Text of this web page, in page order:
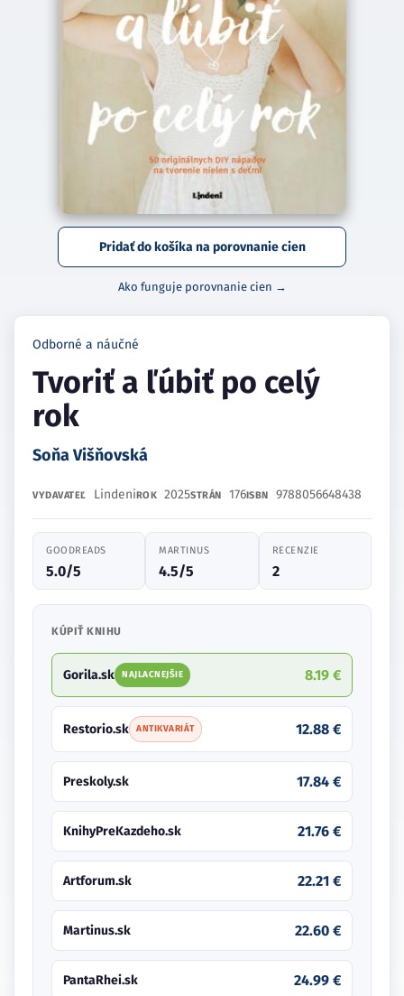
Pridať do košíka na porovnanie cien
Ako funguje porovnanie cien →
Odborné a náučné
Tvoriť a ľúbiť po celý
rok
Soňa Višňovská
VYDAVATEĽ LindeniROK 2025STRÁN 176ISBN 9788056648438
GOODREADS
5.0/5
MARTINUS
4.5/5
RECENZIE
2
KÚPIŤ KNIHU
Gorila.sk NAJLACNEJŠIE 8.19 €
Restorio.sk ANTIKVARIÁT 12.88 €
Preskoly.sk 17.84 €
KnihyPreKazdeho.sk 21.76 €
Artforum.sk 22.21 €
Martinus.sk 22.60 €
PantaRhei.sk 24.99 €